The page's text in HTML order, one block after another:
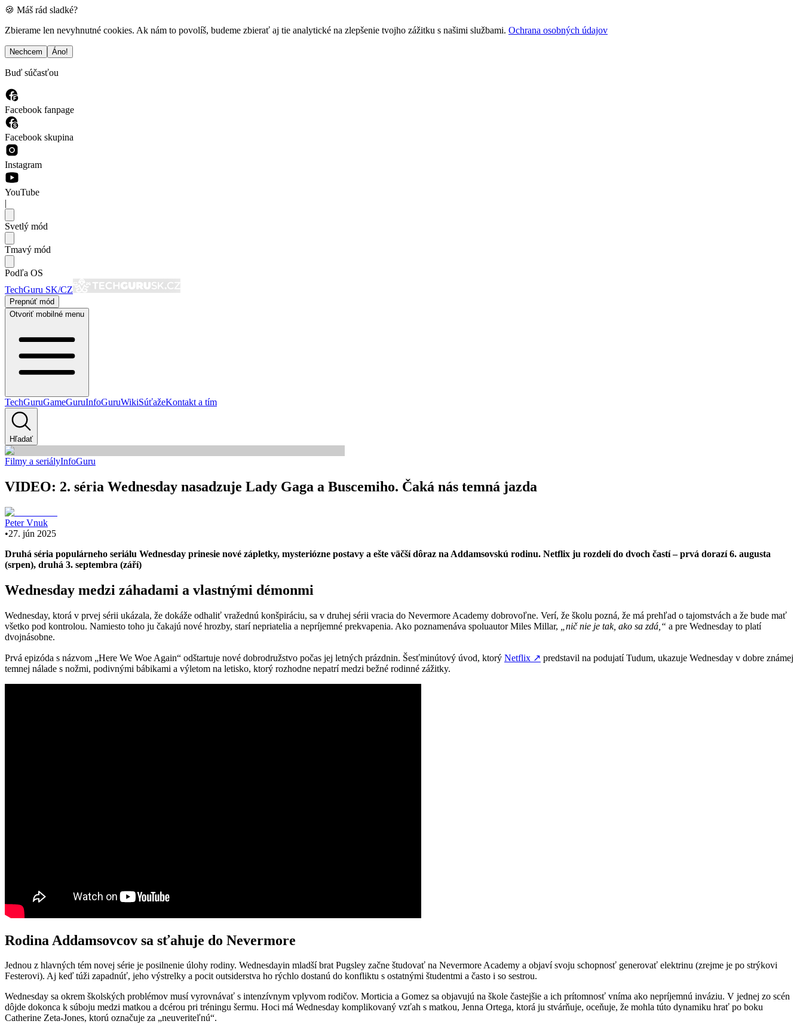
🍪 Máš rád sladké?
Zbierame len nevyhnutné cookies. Ak nám to povolíš, budeme zbierať aj tie analytické na zlepšenie tvojho zážitku s našimi službami. Ochrana osobných údajov
Nechcem Áno!
Buď súčasťou
Facebook fanpage
Facebook skupina
Instagram
YouTube
|
Svetlý mód
Tmavý mód
Podľa OS
TechGuru SK/CZ
Prepnúť mód
Otvoriť mobilné menu
TechGuruGameGuruInfoGuruWikiSúťažeKontakt a tím
Hľadať
Filmy a seriályInfoGuru
VIDEO: 2. séria Wednesday nasadzuje Lady Gaga a Buscemiho. Čaká nás temná jazda
Peter Vnuk
•27. jún 2025
Druhá séria populárneho seriálu Wednesday prinesie nové zápletky, mysteriózne postavy a ešte väčší dôraz na Addamsovskú rodinu. Netflix ju rozdelí do dvoch častí – prvá dorazí 6. augusta
(srpen), druhá 3. septembra (září)
Wednesday medzi záhadami a vlastnými démonmi
Wednesday, ktorá v prvej sérii ukázala, že dokáže odhaliť vražednú konšpiráciu, sa v druhej sérii vracia do Nevermore Academy dobrovoľne. Verí, že školu pozná, že má prehľad o tajomstvách a že bude mať
všetko pod kontrolou. Namiesto toho ju čakajú nové hrozby, starí nepriatelia a nepríjemné prekvapenia. Ako poznamenáva spoluautor Miles Millar, „nič nie je tak, ako sa zdá,“ a pre Wednesday to platí
dvojnásobne.
Prvá epizóda s názvom „Here We Woe Again“ odštartuje nové dobrodružstvo počas jej letných prázdnin. Šesťminútový úvod, ktorý Netflix ↗ predstavil na podujatí Tudum, ukazuje Wednesday v dobre známej
temnej nálade s nožmi, podivnými bábikami a výletom na letisko, ktorý rozhodne nepatrí medzi bežné rodinné zážitky.
Rodina Addamsovcov sa sťahuje do Nevermore
Jednou z hlavných tém novej série je posilnenie úlohy rodiny. Wednesdayin mladší brat Pugsley začne študovať na Nevermore Academy a objaví svoju schopnosť generovať elektrinu (zrejme je po strýkovi
Festerovi). Aj keď túži zapadnúť, jeho výstrelky a pocit outsiderstva ho rýchlo dostanú do konfliktu s ostatnými študentmi a často i so sestrou.
Wednesday sa okrem školských problémov musí vyrovnávať s intenzívnym vplyvom rodičov. Morticia a Gomez sa objavujú na škole častejšie a ich prítomnosť vníma ako nepríjemnú inváziu. V jednej zo scén
dôjde dokonca k súboju medzi matkou a dcérou pri tréningu šermu. Hoci má Wednesday komplikovaný vzťah s matkou, Jenna Ortega, ktorá ju stvárňuje, oceňuje, že mohla túto dynamiku hrať po boku
Catherine Zeta-Jones, ktorú označuje za „neuveriteľnú“.